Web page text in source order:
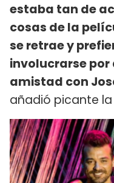
estaba tan de
cosas de la
se retrae y
involucrarse por
amistad con
añadió picante